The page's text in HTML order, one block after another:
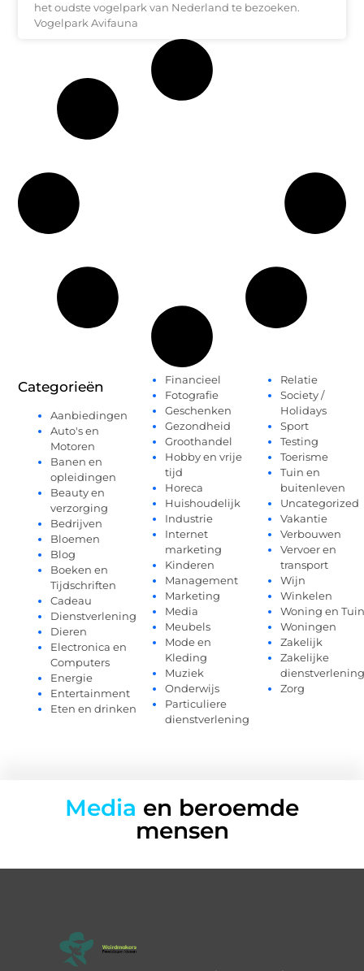
het oudste vogelpark van Nederland te bezoeken.
Vogelpark Avifauna
Categorieën
Aanbiedingen
Auto's en
Motoren
Banen en
opleidingen
Beauty en
verzorging
Bedrijven
Bloemen
Blog
Boeken en
Tijdschriften
Cadeau
Dienstverlening
Dieren
Electronica en
Computers
Energie
Entertainment
Eten en drinken
Financieel
Fotografie
Geschenken
Gezondheid
Groothandel
Hobby en vrije
tijd
Horeca
Huishoudelijk
Industrie
Internet
marketing
Kinderen
Management
Marketing
Media
Meubels
Mode en
Kleding
Muziek
Onderwijs
Particuliere
dienstverlening
Relatie
Society /
Holidays
Sport
Testing
Toerisme
Tuin en
buitenleven
Uncategorized
Vakantie
Verbouwen
Vervoer en
transport
Wijn
Winkelen
Woning en Tuin
Woningen
Zakelijk
Zakelijke
dienstverlening
Zorg
Media en beroemde
mensen